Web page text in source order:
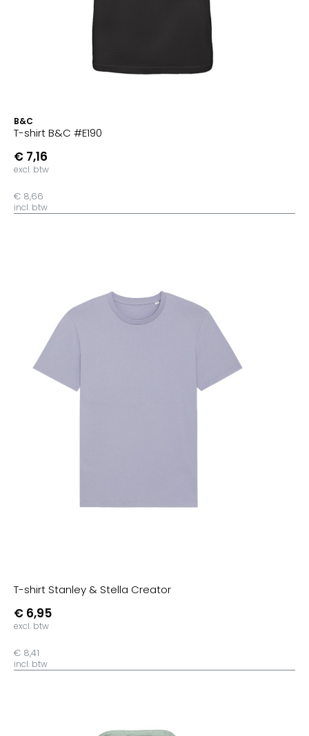
B&C
T-shirt B&C #E190
€ 7,16
excl. btw
€ 8,66
incl. btw
T-shirt Stanley & Stella Creator
€ 6,95
excl. btw
€ 8,41
incl. btw